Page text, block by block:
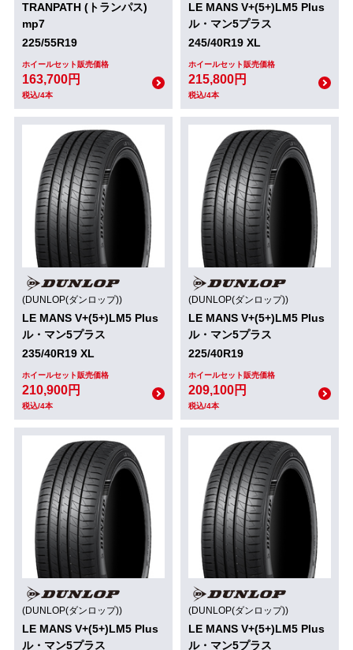
TRANPATH (トランパス)
mp7
225/55R19
ホイールセット販売価格
163,700円
税込/4本
LE MANS V+(5+)LM5 Plus
ル・マン5プラス
245/40R19 XL
ホイールセット販売価格
215,800円
税込/4本
(DUNLOP(ダンロップ))
LE MANS V+(5+)LM5 Plus
ル・マン5プラス
235/40R19 XL
ホイールセット販売価格
210,900円
税込/4本
(DUNLOP(ダンロップ))
LE MANS V+(5+)LM5 Plus
ル・マン5プラス
225/40R19
ホイールセット販売価格
209,100円
税込/4本
(DUNLOP(ダンロップ))
LE MANS V+(5+)LM5 Plus
ル・マン5プラス
(DUNLOP(ダンロップ))
LE MANS V+(5+)LM5 Plus
ル・マン5プラス